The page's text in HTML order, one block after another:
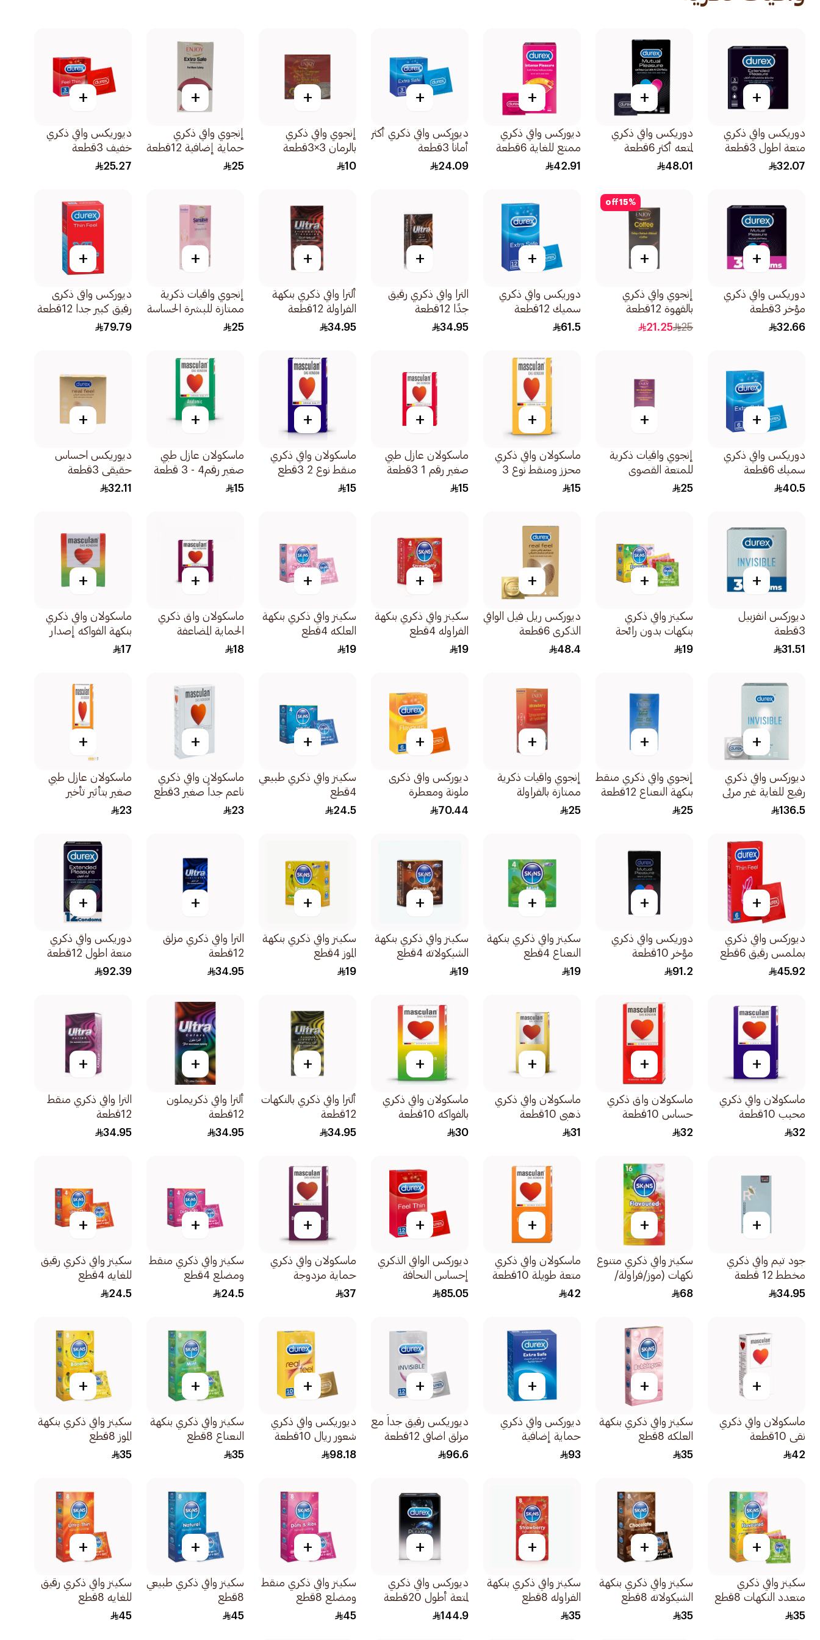
+
دوريكس واقي ذكري
متعة اطول 3قطعة
32.07
+
دوريكس واقي ذكري
لمتعه أكثر 6قطعة
48.01
+
ديوركس واقي ذكري
ممتع للغاية 6قطعة
42.91
+
ديوركس واقي ذكري أكثر
أماناً 3قطعة
24.09
+
إنجوي واقي ذكري
بالرمان 3×3قطعة
10
+
إنجوي واقي ذكري
حماية إضافية 12قطعة
25
+
ديوريكس واقي ذكري
خفيف 3قطعة
25.27
+
دوريكس واقي ذكري
مؤخر 3قطعة
32.66
15%
off
+
إنجوي واقي ذكري
بالقهوة 12قطعة
25
21.25
+
دوريكس واقي ذكري
سميك 12قطعة
61.5
+
الترا واقي ذكري رقيق
جدًا 12قطعة
34.95
+
ألترا واقي ذكري بنكهة
الفراولة 12قطعة
34.95
+
إنجوي واقيات ذكرية
ممتازة للبشرة الحساسة
12قطعة
25
+
ديوركس واقى ذكرى
رقيق كبير جدا 12قطعة
79.79
+
دوريكس واقي ذكري
سميك 6قطعة
40.5
+
إنجوي واقيات ذكرية
للمتعة القصوى
والشهوة 12قطعة
25
+
ماسكولان واقي ذكري
محزز ومنقط نوع 3
3قطع
15
+
ماسكولان عازل طبي
صغير رقم 1 3قطعة
15
+
ماسكولان واقي ذكري
منقط نوع 2 3قطع
15
+
ماسكولان عازل طبي
صغير رقم4 - 3 قطعة
15
+
ديوريكس احساس
حقيقي 3قطعة
32.11
+
ديوركس انفزبيل
3قطعة
31.51
+
سكينز واقي ذكري
بنكهات بدون رائحة
اللاتكس عبوة من
19
+
ديوركس ريل فيل الواقي
الذكري 6قطعة
48.4
+
سكينز واقي ذكري بنكهة
الفراوله 4قطع
19
+
سكينز واقي ذكري بنكهة
العلكه 4قطع
19
+
ماسكولان واق ذكري
الحماية المضاعفة
3قطعة
18
+
ماسكولان واقي ذكري
بنكهة الفواكه إصدار
فروتي 3قطع
17
+
ديوركس واقي ذكري
رفيع للغاية غير مرئي
20قطعة
136.5
+
إنجوي واقي ذكري منقط
بنكهة النعناع 12قطعة
25
+
إنجوي واقيات ذكرية
ممتازة بالفراولة
12قطعة
25
+
ديوركس واقى ذكرى
ملونة ومعطرة
12قطعة
70.44
+
سكينز واقي ذكري طبيعي
4قطع
24.5
+
ماسكولان واقي ذكري
ناعم جداً صغير 3قطع
23
+
ماسكولان عازل طبي
صغير بتأثير تأخير
3قطعة
23
+
ديوركس واقي ذكري
بملمس رقيق 6قطع
45.92
+
دوريكس واقي ذكري
مؤخر 10قطعة
91.2
+
سكينز واقي ذكري بنكهة
النعناع 4قطع
19
+
سكينز واقي ذكري بنكهة
الشيكولاته 4قطع
19
+
سكينز واقي ذكري بنكهة
الموز 4قطع
19
+
الترا واقي ذكري مزلق
12قطعة
34.95
+
دوريكس واقي ذكري
متعة اطول 12قطعة
92.39
+
ماسكولان واقي ذكري
محبب 10قطعة
32
+
ماسكولان واق ذكري
حساس 10قطعة
32
+
ماسكولان واقي ذكري
ذهبي 10قطعة
31
+
ماسكولان واقي ذكري
بالفواكه 10قطعة
30
+
ألترا واقي ذكري بالنكهات
12قطعة
34.95
+
ألترا واقي ذكريملون
12قطعة
34.95
+
الترا واقي ذكري منقط
12قطعة
34.95
+
جود تيم واقي ذكري
مخطط 12 قطعة
34.95
+
سكينز واقي ذكري متنوع
نكهات (موز/فراولة/
علك/نعناع) 16قطعة
68
+
ماسكولان واقي ذكري
متعة طويلة 10قطعة
42
+
ديوركس الواقي الذكري
إحساس النحافة
12قطعة
85.05
+
ماسكولان واقي ذكري
حماية مزدوجة
10قطعة
37
+
سكينز واقي ذكري منقط
ومضلع 4قطع
24.5
+
سكينز واقي ذكري رقيق
للغايه 4قطع
24.5
+
ماسكولان واقي ذكري
نقي 10قطعة
42
+
سكينز واقي ذكري بنكهة
العلكه 8قطع
35
+
ديوركس واقي ذكري
حماية إضافية
20قطعة
93
+
ديوريكس رقيق جداً مع
مزلق اضافي 12قطعة
96.6
+
ديوريكس واقي ذكري
شعور ريال 10قطعة
98.18
+
سكينز واقي ذكري بنكهة
النعناع 8قطع
35
+
سكينز واقي ذكري بنكهة
الموز 8قطع
35
+
سكينز واقي ذكري
متعدد النكهات 8قطع
35
+
سكينز واقي ذكري بنكهة
الشيكولاته 8قطع
35
+
سكينز واقي ذكري بنكهة
الفراوله 8قطع
35
+
ديوركس واقي ذكري
لمتعة أطول 20قطعة
144.9
+
سكينز واقي ذكري منقط
ومضلع 8قطع
45
+
سكينز واقي ذكري طبيعي
8قطع
45
+
سكينز واقي ذكري رقيق
للغايه 8قطع
45